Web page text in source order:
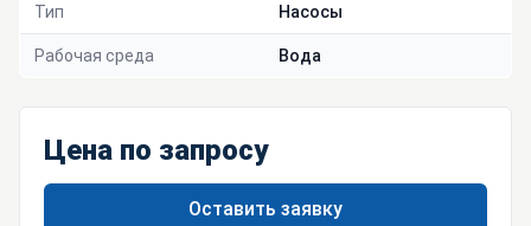
Тип Насосы
Рабочая среда Вода
Цена по запросу
Оставить заявку